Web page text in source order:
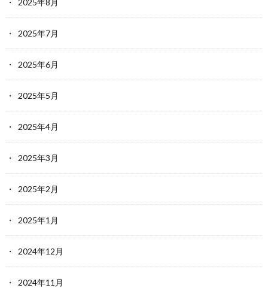
2025年8月
2025年7月
2025年6月
2025年5月
2025年4月
2025年3月
2025年2月
2025年1月
2024年12月
2024年11月